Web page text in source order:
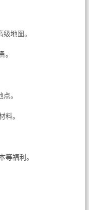
地图。
。
。
料。
等福利。